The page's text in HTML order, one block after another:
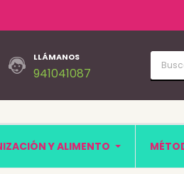
LLÁMANOS
941041087
Y ALIMENTO